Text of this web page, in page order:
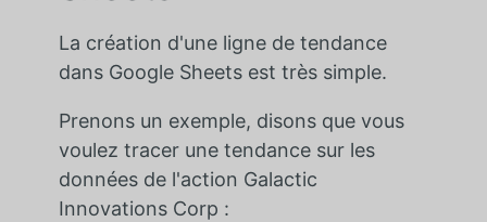
La création d'une ligne de tendance
dans Google Sheets est très simple.
Prenons un exemple, disons que vous
voulez tracer une tendance sur les
données de l'action Galactic
Innovations Corp :